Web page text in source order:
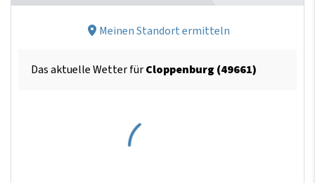
Meinen Standort ermitteln
Das aktuelle Wetter fürCloppenburg (49661)